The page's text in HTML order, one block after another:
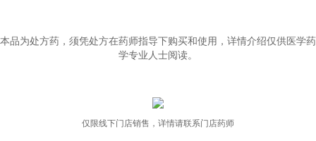
本品为处方药，须凭处方在药师指导下购买和使用，详情介绍仅供医学药
学专业人士阅读。
仅限线下门店销售，详情请联系门店药师